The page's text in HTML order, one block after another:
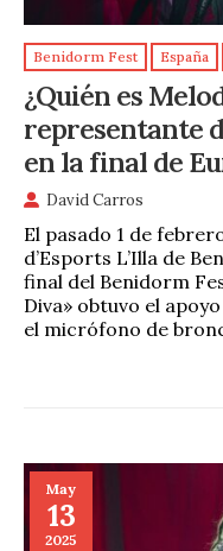
Benidorm Fest España
¿Quién es
representante
en la final de
David Carros
El pasado 1 de
d’Esports L’Illa de
final del Benidorm
Diva» obtuvo el
el micrófono de
May
13
2025